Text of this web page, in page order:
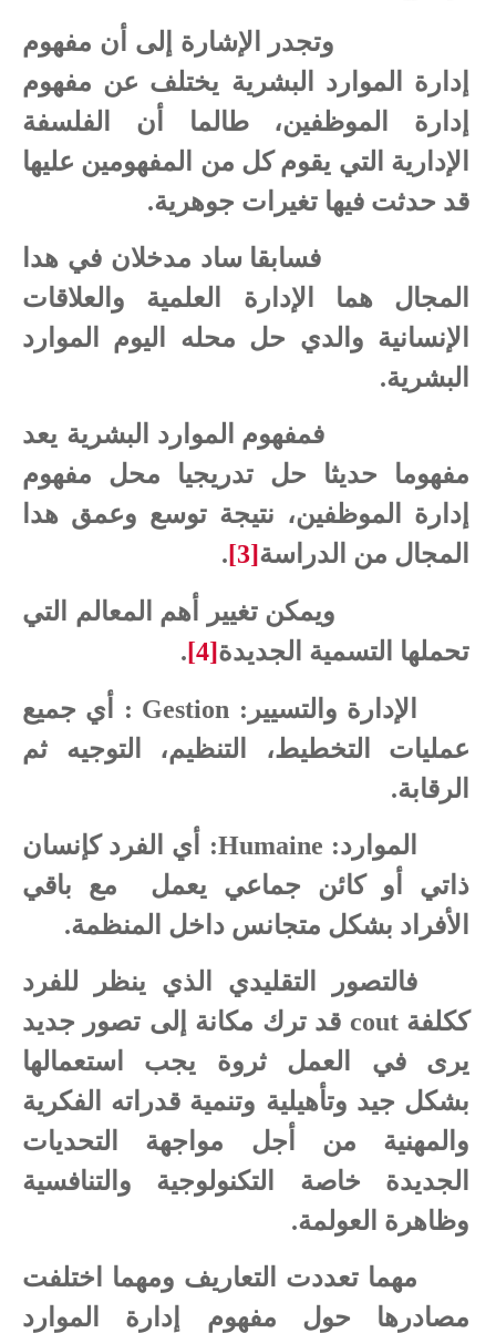
وتجدر الإشارة إلى أن مفهوم
إدارة الموارد البشرية يختلف عن مفهوم
إدارة الموظفين، طالما أن الفلسفة
الإدارية التي يقوم كل من المفهومين عليها
قد حدثت فيها تغيرات جوهرية.
فسابقا ساد مدخلان في هدا
المجال هما الإدارة العلمية والعلاقات
الإنسانية والدي حل محله اليوم الموارد
البشرية.
فمفهوم الموارد البشرية يعد
مفهوما حديثا حل تدريجيا محل مفهوم
إدارة الموظفين، نتيجة توسع وعمق هدا
المجال من الدراسة[3]
.
ويمكن تغيير أهم المعالم التي
تحملها التسمية الجديدة[4]
.
الإدارة والتسيير: Gestion : أي جميع
عمليات التخطيط، التنظيم، التوجيه ثم
الرقابة.
الموارد: Humaine: أي الفرد كإنسان
ذاتي أو كائن جماعي يعمل
مع باقي
الأفراد بشكل متجانس داخل المنظمة.
فالتصور التقليدي الذي ينظر للفرد
ككلفةcout قد ترك مكانة إلى تصور جديد
يرى في العمل ثروة يجب استعمالها
بشكل جيد وتأهيلية وتنمية قدراته الفكرية
والمهنية من أجل مواجهة التحديات
الجديدة خاصة التكنولوجية والتنافسية
وظاهرة العولمة.
مهما تعددت التعاريف ومهما اختلفت
مصادرها حول مفهوم إدارة الموارد